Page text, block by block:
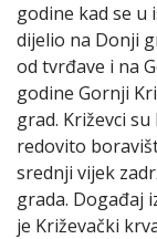
godine kad se u
dijelio na Donji
od tvrđave i na
godine Gornji
grad. Križevci
redovito
srednji vijek
grada. Događaj
je Križevački